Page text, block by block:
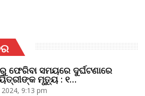
ଫେରିବା ସମୟରେ ଦୁର୍ଘଟଣାରେ
ମୃତ୍ୟୁ : ୧…
9:13 pm